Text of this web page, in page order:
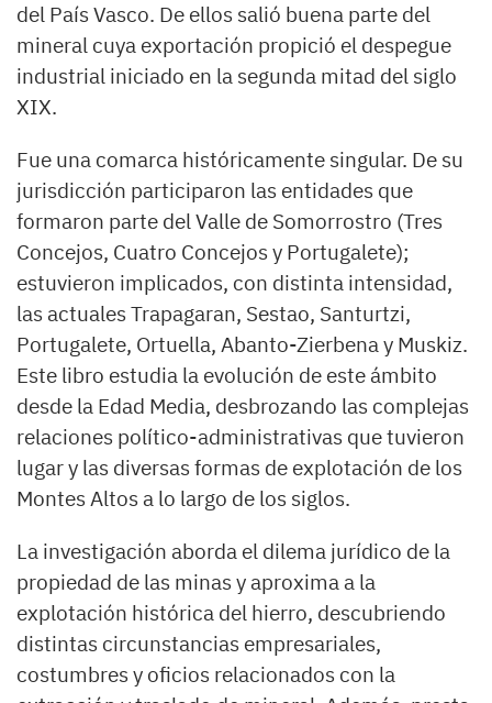
del País Vasco. De ellos salió buena parte del
mineral cuya exportación propició el despegue
industrial iniciado en la segunda mitad del siglo
XIX.
Fue una comarca históricamente singular. De su
jurisdicción participaron las entidades que
formaron parte del Valle de Somorrostro (Tres
Concejos, Cuatro Concejos y Portugalete);
estuvieron implicados, con distinta intensidad,
las actuales Trapagaran, Sestao, Santurtzi,
Portugalete, Ortuella, Abanto-Zierbena y Muskiz.
Este libro estudia la evolución de este ámbito
desde la Edad Media, desbrozando las complejas
relaciones político-administrativas que tuvieron
lugar y las diversas formas de explotación de los
Montes Altos a lo largo de los siglos.
La investigación aborda el dilema jurídico de la
propiedad de las minas y aproxima a la
explotación histórica del hierro, descubriendo
distintas circunstancias empresariales,
costumbres y oficios relacionados con la